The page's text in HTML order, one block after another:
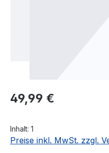
Regulärer Preis:
49,99 €
Inhalt: 1
Preise inkl. MwSt. zzgl.